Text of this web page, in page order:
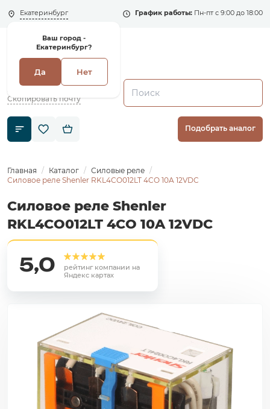
Екатеринбург
Ваш город -
Екатеринбург?
Да Нет
График работы: Пн-пт с 9:00 до 18:00
Скопировать почту
Подобрать аналог
Главная Каталог
Силовые реле
Силовое реле Shenler RKL4CO012LT 4CO 10A 12VDC
Силовое реле Shenler
RKL4CO012LT 4CO 10A 12VDC
5,0
рейтинг компании на
Яндекс картах